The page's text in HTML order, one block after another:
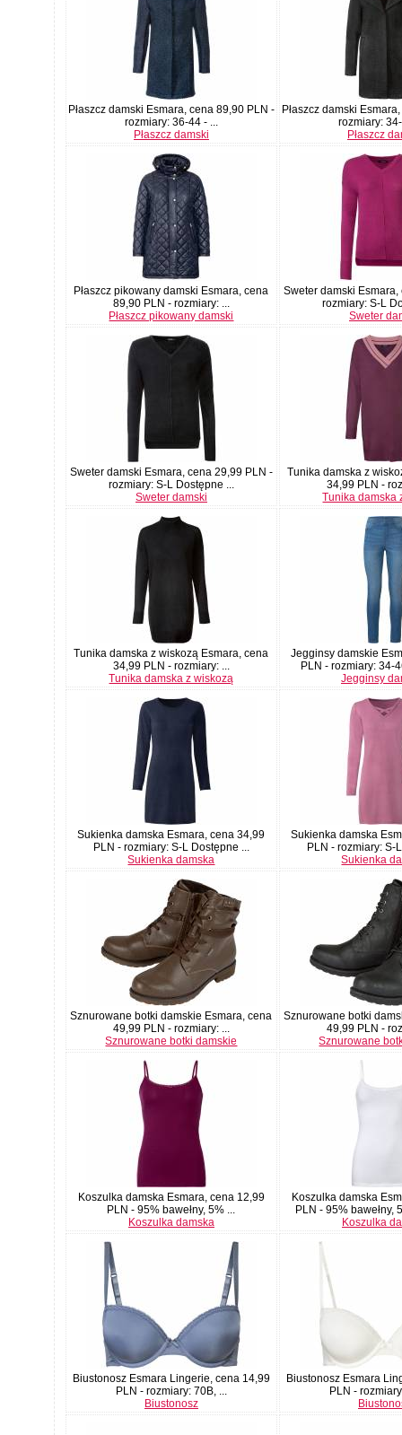
Płaszcz damski Esmara, cena 89,90 PLN -
rozmiary: 36-44 - ...
Płaszcz damski
Płaszcz damski
rozmiary:
Płaszcz
Płaszcz pikowany damski Esmara, cena
89,90 PLN - rozmiary: ...
Płaszcz pikowany damski
Sweter damski
rozmiary: S-L
Sweter
Sweter damski Esmara, cena 29,99 PLN -
rozmiary: S-L Dostępne ...
Sweter damski
Tunika damska z
34,99 PLN -
Tunika damska
Tunika damska z wiskozą Esmara, cena
34,99 PLN - rozmiary: ...
Tunika damska z wiskozą
Jegginsy damskie
PLN - rozmiary: 34-
Jegginsy
Sukienka damska Esmara, cena 34,99
PLN - rozmiary: S-L Dostępne ...
Sukienka damska
Sukienka damska
PLN - rozmiary: S-
Sukienka
Sznurowane botki damskie Esmara, cena
49,99 PLN - rozmiary: ...
Sznurowane botki damskie
Sznurowane botki
49,99 PLN -
Sznurowane
Koszulka damska Esmara, cena 12,99
PLN - 95% bawełny, 5% ...
Koszulka damska
Koszulka damska
PLN - 95% bawełny,
Koszulka
Biustonosz Esmara Lingerie, cena 14,99
PLN - rozmiary: 70B, ...
Biustonosz
Biustonosz Esmara
PLN -